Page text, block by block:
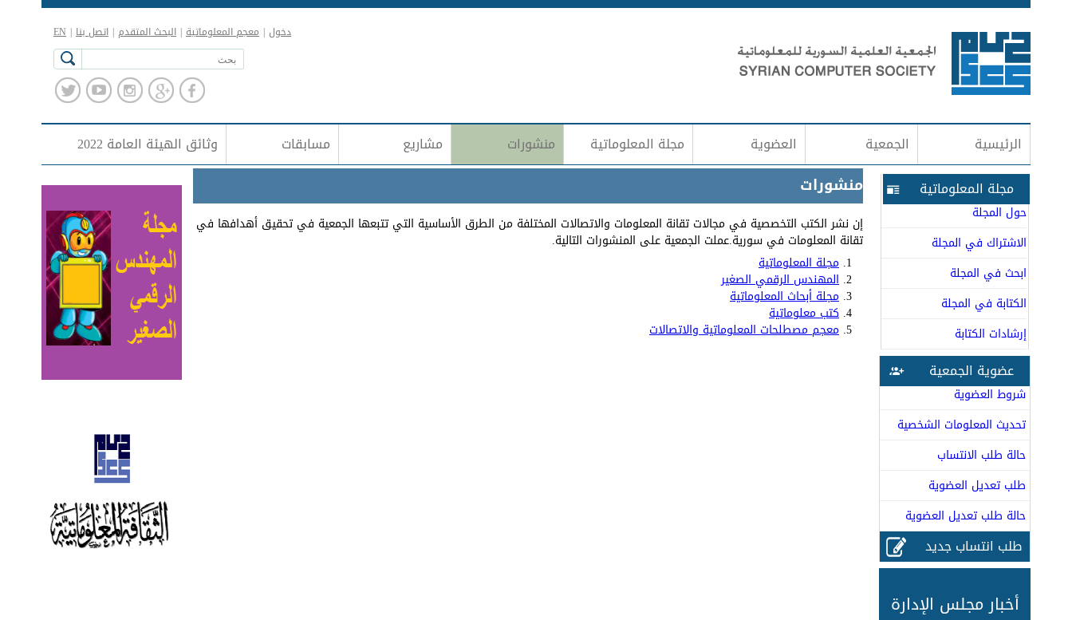
Jump to navigation
دخول | معجم المعلوماتية | البحث المتقدم | اتصل بنا |
EN
الرئيسية الجمعية العضوية مجلة المعلوماتية منشورات مشاريع مسابقات وثائق الهيئة العامة 2022
منشورات
إن نشر الكتب التخصصية في مجالات تقانة المعلومات والاتصالات المختلفة من الطرق الأساسية التي تتبعها الجمعية في تحقيق أهدافها في
تقانة المعلومات في سورية.عملت الجمعية على المنشورات التالية.
مجلة المعلوماتية
المهندس الرقمي الصغير
مجلة أبحاث المعلوماتية
كتب معلوماتية
معجم مصطلحات المعلوماتية والاتصالات
مجلة المعلوماتية
حول المجلة
الاشتراك في المجلة
ابحث في المجلة
الكتابة في المجلة
إرشادات الكتابة
عضوية الجمعية
شروط العضوية
تحديث المعلومات الشخصية
حالة طلب الانتساب
طلب تعديل العضوية
حالة طلب تعديل العضوية
طلب انتساب جديد
أخبار مجلس الإدارة